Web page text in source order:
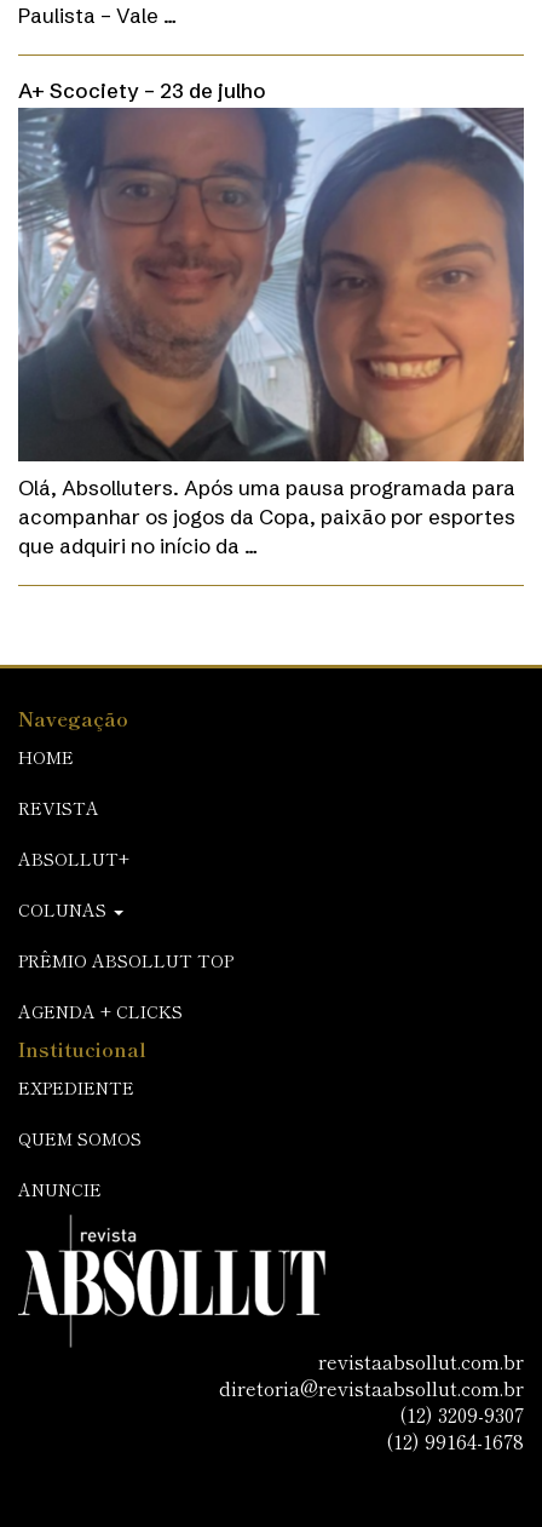
Paulista – Vale …
A+ Scociety – 23 de julho
Olá, Absolluters. Após uma pausa programada para
acompanhar os jogos da Copa, paixão por esportes
que adquiri no início da …
Navegação
HOME
REVISTA
ABSOLLUT+
COLUNAS
PRÊMIO ABSOLLUT TOP
AGENDA + CLICKS
Institucional
EXPEDIENTE
QUEM SOMOS
ANUNCIE
revistaabsollut.com.br
diretoria@revistaabsollut.com.br
(12) 3209-9307
(12) 99164-1678